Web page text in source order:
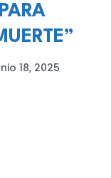
18, 2025